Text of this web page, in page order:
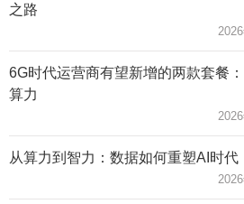
之路
6G时代运营商有望新增的两款套餐
算力
从算力到智力：数据如何重塑AI时代